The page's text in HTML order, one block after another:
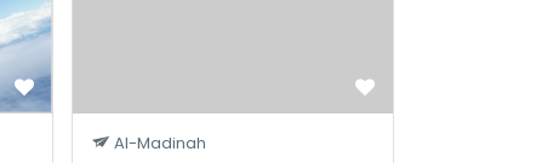
Al-Madinah